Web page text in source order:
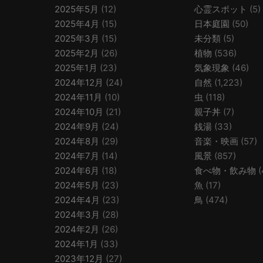
2025年5月 (12)
2025年4月 (15)
2025年3月 (15)
2025年2月 (26)
2025年1月 (23)
2024年12月 (24)
2024年11月 (10)
2024年10月 (21)
2024年9月 (24)
2024年8月 (29)
2024年7月 (14)
2024年6月 (18)
2024年5月 (23)
2024年4月 (23)
2024年3月 (28)
2024年2月 (26)
2024年1月 (33)
2023年12月 (27)
心霊スポット (5)
日本庭園 (50)
未分類 (5)
植物 (536)
気象現象 (46)
自然 (1,223)
虫 (118)
親子丼 (7)
銭湯 (33)
音楽・映画 (57)
風景 (857)
食べ物・飲み物
魚 (17)
鳥 (474)